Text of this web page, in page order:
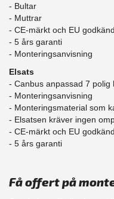
- Bultar
- Muttrar
- CE-märkt och EU godkänd
​- 5 års garanti
- Monteringsanvisning
Elsats
- Canbus anpassad 7 polig
- Monteringsanvisning
- Monteringsmaterial som
- Elsatsen kräver ingen
- CE-märkt och EU godkänd
​- 5 års garanti
Få offert på